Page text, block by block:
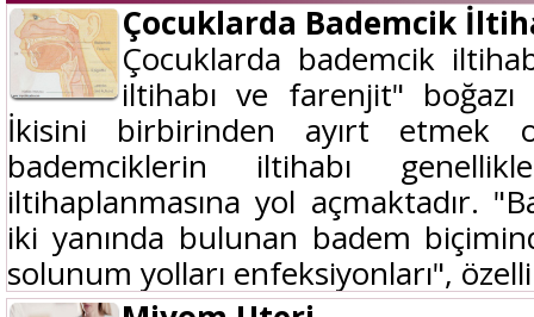
Çocuklarda Bademcik
Çocuklarda bademcik
iltihabı ve farenjit" boğazı
İkisini birbirinden ayırt etmek
bademciklerin iltihabı
iltihaplanmasına yol açmaktadır.
iki yanında bulunan badem
solunum yolları enfeksiyonları",